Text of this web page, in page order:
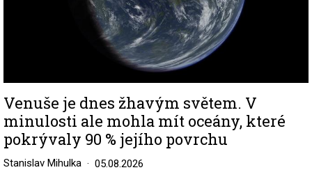
Venuše je dnes žhavým světem. V
minulosti ale mohla mít oceány, které
pokrývaly 90 % jejího povrchu
Stanislav Mihulka 05.08.2026